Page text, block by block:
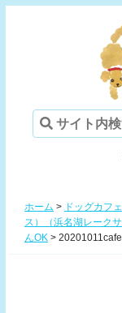
ホーム > ドッグカフ
ス）（浜名湖レーク
んOK >